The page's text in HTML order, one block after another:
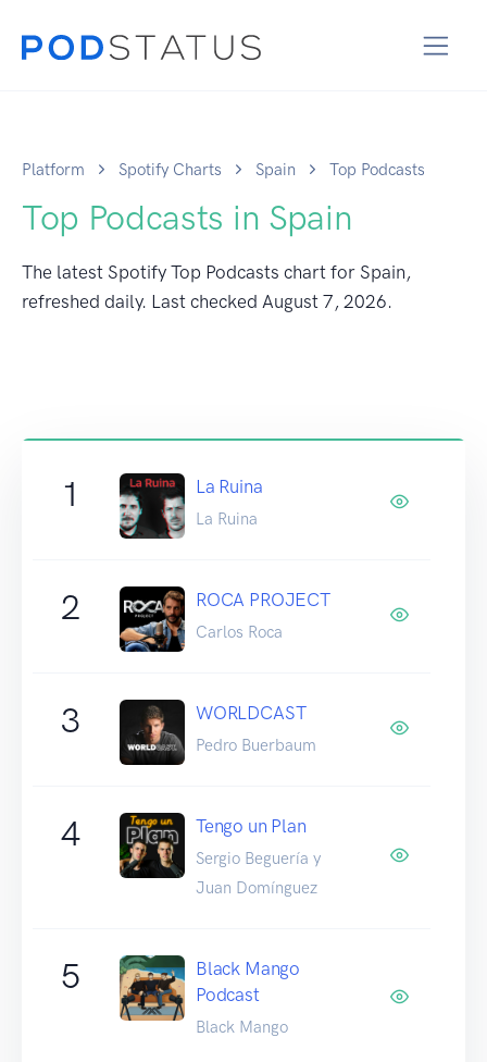
Platform Spotify Charts Spain Top Podcasts
Top Podcasts in Spain
The latest Spotify Top Podcasts chart for Spain,
refreshed daily. Last checked August 7, 2026.
1 La Ruina
La Ruina
2 ROCA PROJECT
Carlos Roca
3 WORLDCAST
Pedro Buerbaum
4 Tengo un Plan
Sergio Beguería y
Juan Domínguez
5
Black Mango
Podcast
Black Mango